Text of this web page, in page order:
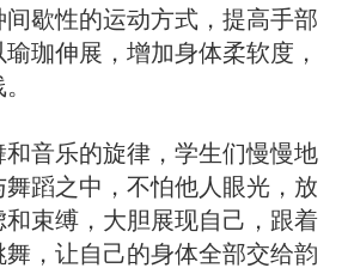
歇性的运动方式，提高手部
珈伸展，增加身体柔软度，
音乐的旋律，学生们慢慢地
蹈之中，不怕他人眼光，放
束缚，大胆展现自己，跟着
，让自己的身体全部交给韵